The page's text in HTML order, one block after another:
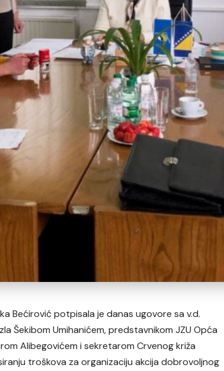
Bećirović potpisala je danas ugovore sa v.d.
Šekibom Umihanićem, predstavnikom JZU Opća
Alibegovićem i sekretarom Crvenog križa
troškova za organizaciju akcija dobrovoljnog